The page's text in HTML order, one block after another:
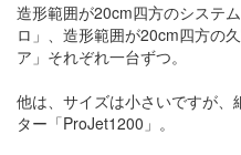
造形範囲が20cm四方のシステ
ロ」、造形範囲が20cm四方の
ア」それぞれ一台ずつ。
他は、サイズは小さいですが
ター「ProJet1200」。